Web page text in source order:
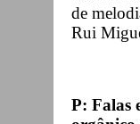
de
Rui
P: Falas